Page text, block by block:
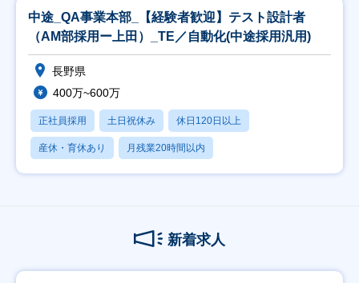
中途_QA事業本部_【経験者歓迎】テスト設計者
（AM部採用ー上田）_TE／自動化(中途採用汎用)
長野県
400万~600万
正社員採用 土日祝休み 休日120日以上
産休・育休あり 月残業20時間以内
新着求人